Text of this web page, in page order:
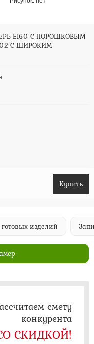
EI60 С ПОРОШКОВЫМ
С ШИРОКИМ
Купить
изделий
смету
конкурента
СКИДКОЙ!